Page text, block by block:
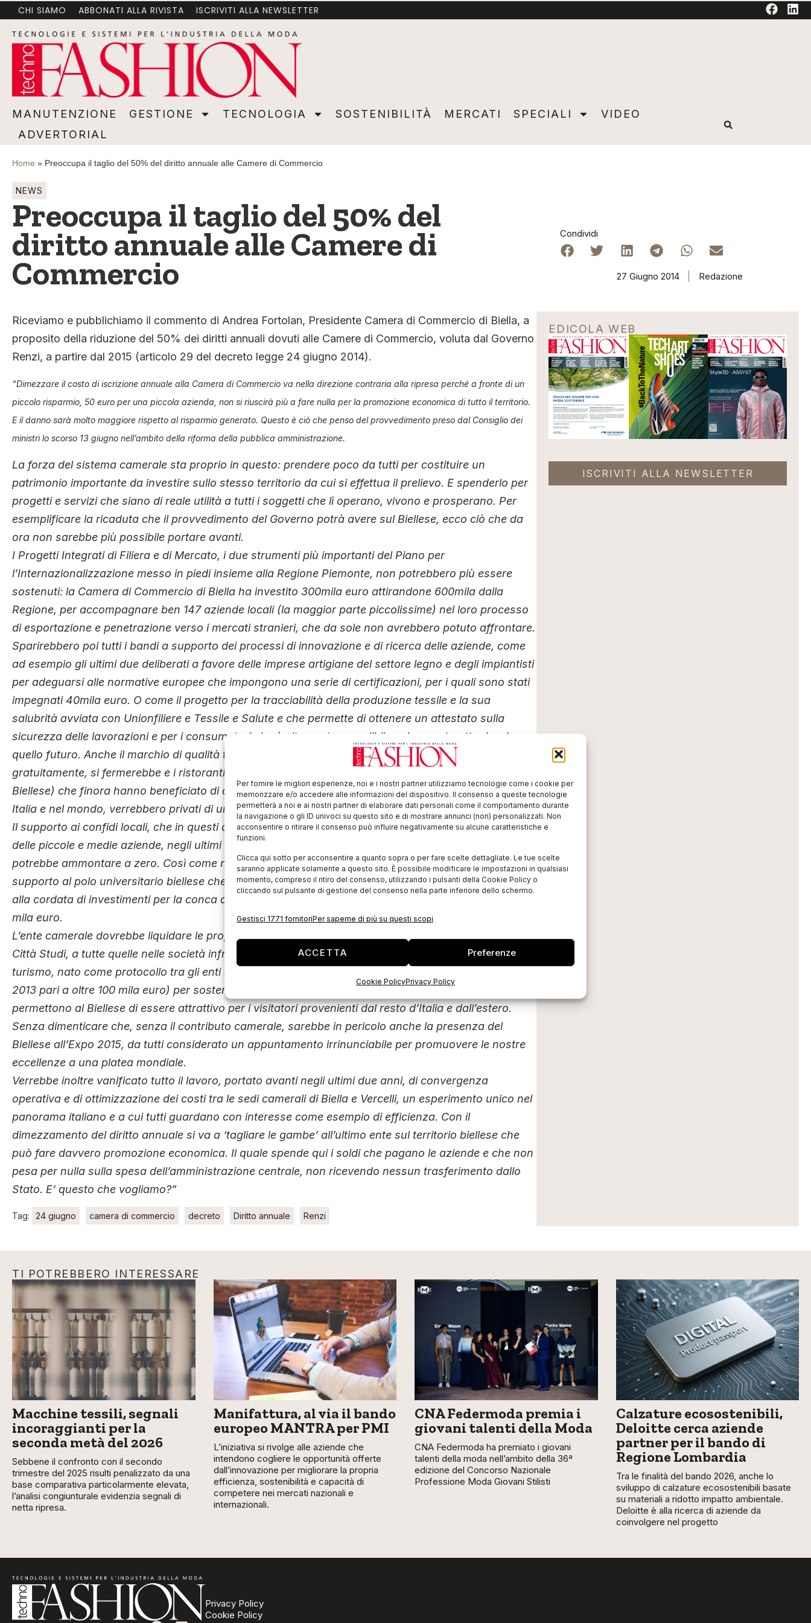
Per fornire le migliori esperienze, noi e i nostri partner utilizziamo tecnologie come i cookie per
memorizzare e/o accedere alle informazioni del dispositivo. Il consenso a queste tecnologie
permetterà a noi e ai nostri partner di elaborare dati personali come il comportamento durante
la navigazione o gli ID univoci su questo sito e di mostrare annunci (non) personalizzati. Non
acconsentire o ritirare il consenso può influire negativamente su alcune caratteristiche e
funzioni.
Clicca qui sotto per acconsentire a quanto sopra o per fare scelte dettagliate. Le tue scelte
saranno applicate solamente a questo sito. È possibile modificare le impostazioni in qualsiasi
momento, compreso il ritiro del consenso, utilizzando i pulsanti della Cookie Policy o
cliccando sul pulsante di gestione del consenso nella parte inferiore dello schermo.
Gestisci 1771 fornitoriPer saperne di più su questi scopi
ACCETTA Preferenze
Cookie PolicyPrivacy Policy
MANUTENZIONE GESTIONE TECNOLOGIA SOSTENIBILITÀ MERCATI SPECIALI VIDEO ADVERTORIAL
CHI SIAMO ABBONATI ALLA RIVISTA ISCRIVITI ALLA NEWSLETTER
MANUTENZIONE GESTIONE TECNOLOGIA SOSTENIBILITÀ MERCATI SPECIALI
VIDEO
ADVERTORIAL
Home » Preoccupa il taglio del 50% del diritto annuale alle Camere di Commercio
NEWS
Preoccupa il taglio del 50% del
diritto annuale alle Camere di
Commercio
Condividi
27 Giugno 2014 Redazione
Riceviamo e pubblichiamo il commento di Andrea Fortolan, Presidente Camera di Commercio di Biella, a
proposito della riduzione del 50% dei diritti annuali dovuti alle Camere di Commercio, voluta dal Governo
Renzi, a partire dal 2015 (articolo 29 del decreto legge 24 giugno 2014).
“Dimezzare il costo di iscrizione annuale alla Camera di Commercio va nella direzione contraria alla ripresa perché a fronte di un
piccolo risparmio, 50 euro per una piccola azienda, non si riuscirà più a fare nulla per la promozione economica di tutto il territorio.
E il danno sarà molto maggiore rispetto al risparmio generato. Questo è ciò che penso del provvedimento preso dal Consiglio dei
ministri lo scorso 13 giugno nell’ambito della riforma della pubblica amministrazione.
La forza del sistema camerale sta proprio in questo: prendere poco da tutti per costituire un
patrimonio importante da investire sullo stesso territorio da cui si effettua il prelievo. E spenderlo per
progetti e servizi che siano di reale utilità a tutti i soggetti che lì operano, vivono e prosperano. Per
esemplificare la ricaduta che il provvedimento del Governo potrà avere sul Biellese, ecco ciò che da
ora non sarebbe più possibile portare avanti.
I Progetti Integrati di Filiera e di Mercato, i due strumenti più importanti del Piano per
l’Internazionalizzazione messo in piedi insieme alla Regione Piemonte, non potrebbero più essere
sostenuti: la Camera di Commercio di Biella ha investito 300mila euro attirandone 600mila dalla
Regione, per accompagnare ben 147 aziende locali (la maggior parte piccolissime) nel loro processo
di esportazione e penetrazione verso i mercati stranieri, che da sole non avrebbero potuto affrontare.
Sparirebbero poi tutti i bandi a supporto dei processi di innovazione e di ricerca delle aziende, come
ad esempio gli ultimi due deliberati a favore delle imprese artigiane del settore legno e degli impiantisti
per adeguarsi alle normative europee che impongono una serie di certificazioni, per i quali sono stati
impegnati 40mila euro. O come il progetto per la tracciabilità della produzione tessile e la sua
salubrità avviata con Unionfiliere e Tessile e Salute e che permette di ottenere un attestato sulla
sicurezza delle lavorazioni e per i consumatori che è altamente spendibile sul mercato attuale e in
quello futuro. Anche il marchio di qualità turistica “Ospitalità italiana”, a cui oggi si accede
gratuitamente, si fermerebbe e i ristoranti, gli alberghi, gli agriturismi e i rifugi (sono 51 in tutto nel
Biellese) che finora hanno beneficiato di questo riconoscimento e della vetrina che esso offre in tutta
Italia e nel mondo, verrebbero privati di un consolidato strumento di promozione.
Il supporto ai confidi locali, che in questi anni di crisi sono stati fondamentali per l’accesso al credito
delle piccole e medie aziende, negli ultimi cinque anni è stato di quasi 900 mila euro, ma in futuro
potrebbe ammontare a zero. Così come non potrebbero più essere erogate le borse di studio e il
supporto al polo universitario biellese che nel solo 2013 sono ammontati a 90 mila euro. Addio anche
alla cordata di investimenti per la conca di Oropa, alla quale la Cciaa ha contribuito con quasi 100
mila euro.
L’ente camerale dovrebbe liquidare le proprie partecipazioni: da quella nell’Azienda Turistica Locale a
Città Studi, a tutte quelle nelle società infrastrutturali sul territorio. Il tavolo di coordinamento del
turismo, nato come protocollo tra gli enti istituzionali, verrebbe meno e con esso tutti i contributi (nel
2013 pari a oltre 100 mila euro) per sostenere gli eventi sportivi, culturali e promozionali che
permettono al Biellese di essere attrattivo per i visitatori provenienti dal resto d’Italia e dall’estero.
Senza dimenticare che, senza il contributo camerale, sarebbe in pericolo anche la presenza del
Biellese all’Expo 2015, da tutti considerato un appuntamento irrinunciabile per promuovere le nostre
eccellenze a una platea mondiale.
Verrebbe inoltre vanificato tutto il lavoro, portato avanti negli ultimi due anni, di convergenza
operativa e di ottimizzazione dei costi tra le sedi camerali di Biella e Vercelli, un esperimento unico nel
panorama italiano e a cui tutti guardano con interesse come esempio di efficienza. Con il
dimezzamento del diritto annuale si va a ‘tagliare le gambe’ all’ultimo ente sul territorio biellese che
può fare davvero promozione economica. Il quale spende qui i soldi che pagano le aziende e che non
pesa per nulla sulla spesa dell’amministrazione centrale, non ricevendo nessun trasferimento dallo
Stato. E’ questo che vogliamo?”
Tag: 24 giugno camera di commercio decreto Diritto annuale Renzi
EDICOLA WEB
ISCRIVITI ALLA NEWSLETTER
TI POTREBBERO INTERESSARE
Macchine tessili, segnali
incoraggianti per la
seconda metà del 2026
Sebbene il confronto con il secondo
trimestre del 2025 risulti penalizzato da una
base comparativa particolarmente elevata,
l’analisi congiunturale evidenzia segnali di
netta ripresa.
Manifattura, al via il bando
europeo MANTRA per PMI
L’iniziativa si rivolge alle aziende che
intendono cogliere le opportunità offerte
dall’innovazione per migliorare la propria
efficienza, sostenibilità e capacità di
competere nei mercati nazionali e
internazionali.
CNA Federmoda premia i
giovani talenti della Moda
CNA Federmoda ha premiato i giovani
talenti della moda nell’ambito della 36ª
edizione del Concorso Nazionale
Professione Moda Giovani Stilisti
Calzature ecosostenibili,
Deloitte cerca aziende
partner per il bando di
Regione Lombardia
Tra le finalità del bando 2026, anche lo
sviluppo di calzature ecosostenibili basate
su materiali a ridotto impatto ambientale.
Deloitte è alla ricerca di aziende da
coinvolgere nel progetto
Privacy Policy
Cookie Policy